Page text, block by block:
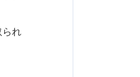
られ